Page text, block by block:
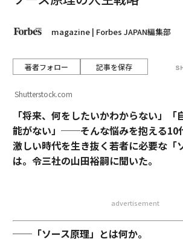
magazine | Forbes JAPAN編集部
著者フォロー 記事を保存
Shutterstock.com
「将来、何をしたいかわからない」「
能がない」──そんな悩みを抱える10
激しい時代を生き抜く若者に必要な「
は。令三社の山田裕嗣に聞いた。
advertisement
──「ソース原理」とは何か。